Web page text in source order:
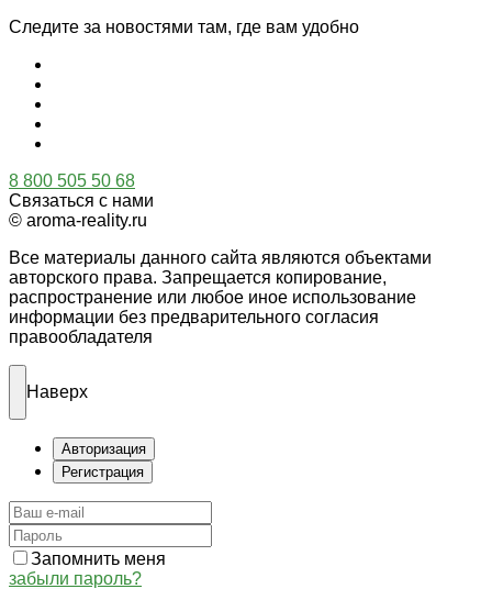
Следите за новостями там, где вам удобно
8 800 505 50 68
Связаться с нами
© aroma-reality.ru
Все материалы данного сайта являются объектами
авторского права. Запрещается копирование,
распространение или любое иное использование
информации без предварительного согласия
правообладателя
Наверх
Авторизация
Регистрация
Запомнить меня
забыли пароль?